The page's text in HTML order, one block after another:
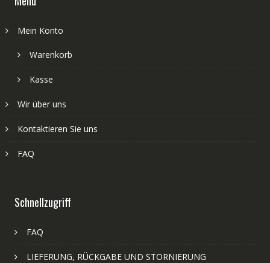
Mein Konto
Warenkorb
Kasse
Wir über uns
Kontaktieren Sie uns
FAQ
Schnellzugriff
FAQ
LIEFERUNG, RÜCKGABE UND STORNIERUNG